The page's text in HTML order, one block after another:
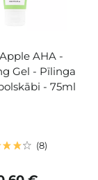
AHA -
Gel - Pīlinga
- 75ml
8